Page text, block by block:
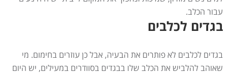
עבור הכלב.
בגדים לכלבים
בגדים לכלבים לא פותרים את הבעיה, אבל כן עוזרים בחימום. מי
שאוהב להלביש את הכלב שלו בבגדים בסוודרים במעילים, יש היום